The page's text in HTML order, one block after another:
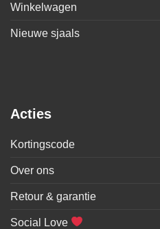
Winkelwagen
Nieuwe sjaals
Acties
Kortingscode
Over ons
Retour & garantie
Social Love